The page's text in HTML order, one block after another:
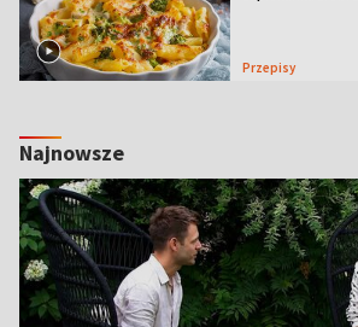
Przepisy
Najnowsze